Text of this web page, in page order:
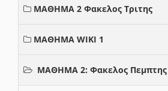
ΜΑΘΗΜΑ 2 Φακελος Τριτης
ΜΑΘΗΜΑ WIKI 1
ΜΑΘΗΜΑ 2: Φακελος Πεμπτης